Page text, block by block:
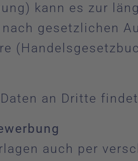
kann es zur
gesetzlichen
an Dritte
auch per